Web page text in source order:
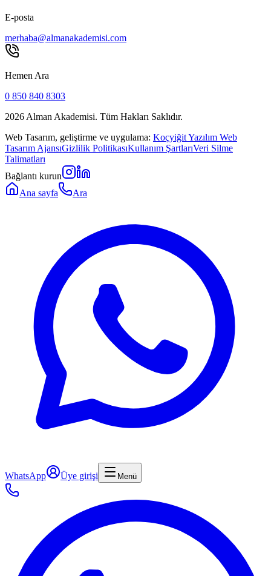
E-posta
merhaba@almanakademisi.com
Hemen Ara
0 850 840 8303
2026 Alman Akademisi. Tüm Hakları Saklıdır.
Web Tasarım, geliştirme ve uygulama: Koçyiğit Yazılım Web
Tasarım AjansıGizlilik PolitikasıKullanım ŞartlarıVeri Silme
Talimatları
Bağlantı kurun
Ana sayfa
Ara
WhatsApp Üye girişi Menü